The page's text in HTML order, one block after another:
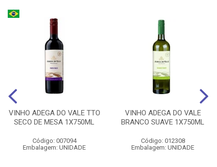
VINHO ADEGA DO VALE TTO
SECO DE MESA 1X750ML
Código: 007094
Embalagem: UNIDADE
VINHO ADEGA DO VALE
BRANCO SUAVE 1X750ML
Código: 012308
Embalagem: UNIDADE